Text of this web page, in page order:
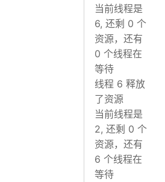
当前线程是
6, 还剩 0 个
资源，还有
0 个线程在
等待
线程 6 释放
了资源
当前线程是
2, 还剩 0 个
资源，还有
6 个线程在
等待